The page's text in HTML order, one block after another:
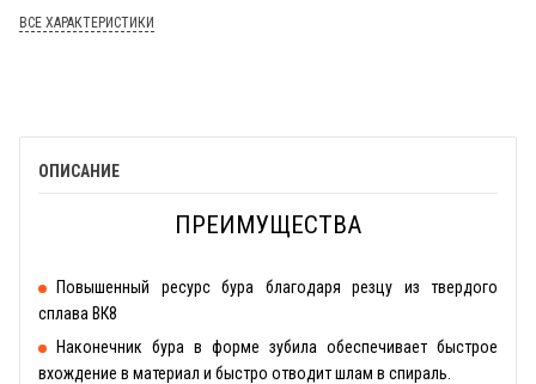
ВСЕ ХАРАКТЕРИСТИКИ
ОПИСАНИЕ
ПРЕИМУЩЕСТВА
Повышенный ресурс бура благодаря резцу из твердого
сплава ВК8
Наконечник бура в форме зубила обеспечивает быстрое
вхождение в материал и быстро отводит шлам в спираль.